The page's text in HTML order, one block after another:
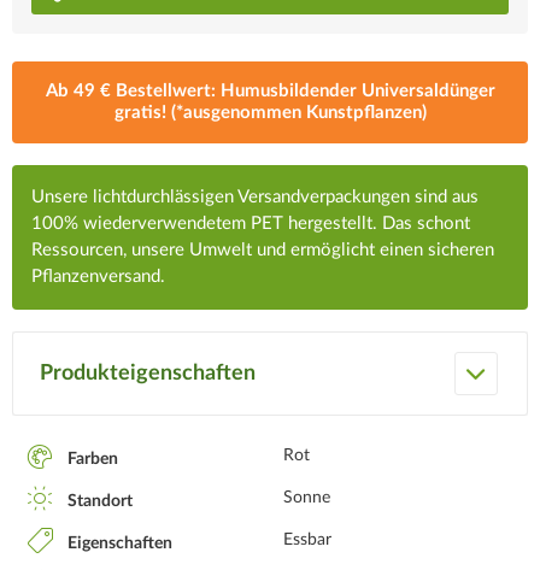
Ab 49 € Bestellwert: Humusbildender Universaldünger
gratis! (*ausgenommen Kunstpflanzen)
Unsere lichtdurchlässigen Versandverpackungen sind aus
100% wiederverwendetem PET hergestellt. Das schont
Ressourcen, unsere Umwelt und ermöglicht einen sicheren
Pflanzenversand.
Produkteigenschaften
Farben Rot
Standort Sonne
Eigenschaften Essbar